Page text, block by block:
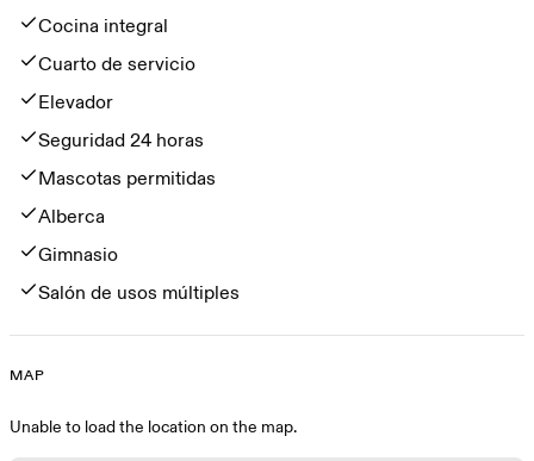
Cocina integral
Cuarto de servicio
Elevador
Seguridad 24 horas
Mascotas permitidas
Alberca
Gimnasio
Salón de usos múltiples
Map
MAP
Unable to load the location on the map.